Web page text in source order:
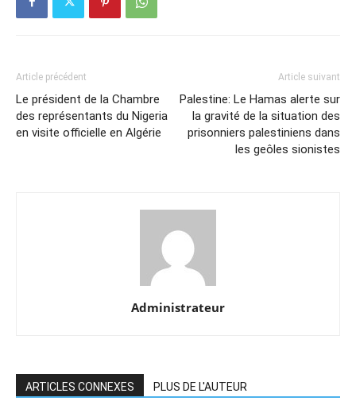
Article précédent
Le président de la Chambre
des représentants du Nigeria
en visite officielle en Algérie
Article suivant
Palestine: Le Hamas alerte sur
la gravité de la situation des
prisonniers palestiniens dans
les geôles sionistes
Administrateur
ARTICLES CONNEXES PLUS DE L'AUTEUR